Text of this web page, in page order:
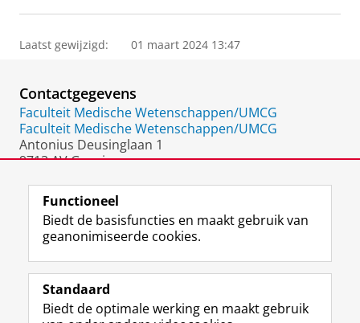
I
e
r
P
o
r
t
a
Laatst gewijzigd: 01 maart 2024 13:47
Contactgegevens
Faculteit Medische Wetenschappen/UMCG
Faculteit Medische Wetenschappen/UMCG
Antonius Deusinglaan 1
9713 AV Groningen
Volg de RUG
F
a
e
L
i
k
R
S
-
I
n
t
Y
o
T
Studiekiezers
Functioneel
Biedt de basisfuncties en maakt gebruik van
geanonimiseerde cookies.
Standaard
Biedt de optimale werking en maakt gebruik